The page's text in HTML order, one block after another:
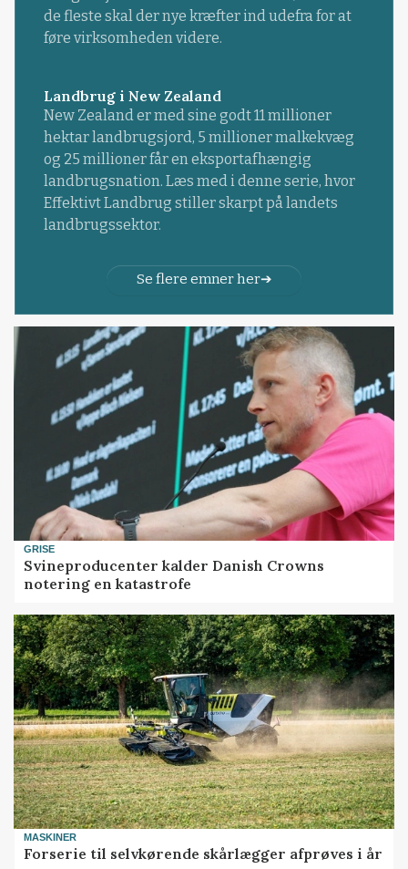
de fleste skal der nye kræfter ind udefra for at
føre virksomheden videre.
Landbrug i New Zealand
New Zealand er med sine godt 11 millioner
hektar landbrugsjord, 5 millioner malkekvæg
og 25 millioner får en eksportafhængig
landbrugsnation. Læs med i denne serie, hvor
Effektivt Landbrug stiller skarpt på landets
landbrugssektor.
Se flere emner her
GRISE
Svineproducenter kalder Danish Crowns
notering en katastrofe
MASKINER
Forserie til selvkørende skårlægger afprøves i år